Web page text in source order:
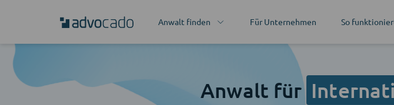
Anwalt finden Für Unternehmen So
Anwalt für